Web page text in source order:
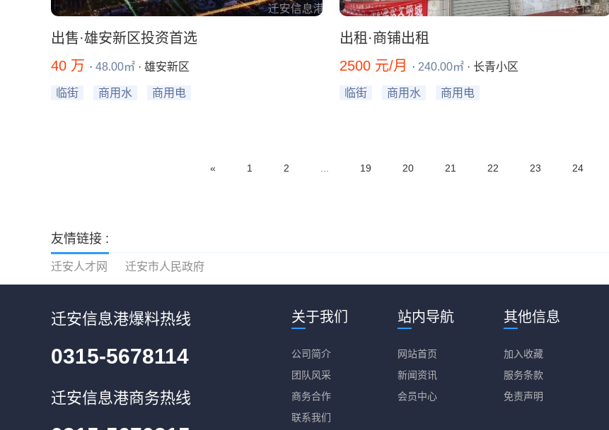
出售·雄安新区投资首选
40 万 · 48.00㎡ · 雄安新区
临街 商用水 商用电
出租·商铺出租
2500 元/月
· 240.00㎡ · 长青小区
临街 商用水 商用电
« 1 2 19 20 21 22 23 24
友情链接 :
迁安人才网 迁安市人民政府
迁安信息港爆料热线
0315-5678114
迁安信息港商务热线
关于我们
公司简介
团队风采
商务合作
联系我们
站内导航
网站首页
新闻资讯
会员中心
其他信息
加入收藏
服务条款
免责声明